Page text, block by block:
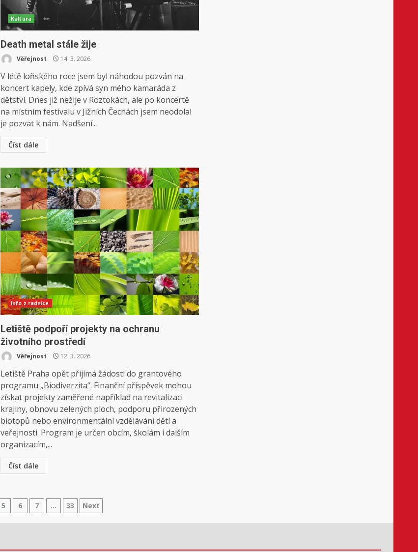
Kultura
Death metal stále žije
Věřejnost 14. 3. 2026
V létě loňského roce jsem byl náhodou pozván na
koncert kapely, kde zpívá syn mého kamaráda z
dětství. Dnes již nežije v Roztokách, ale po koncertě
na místním festivalu v Jižních Čechách jsem neodolal
je pozvat k nám. Nadšení...
Číst dále
Info z radnice
Letiště podpoří projekty na ochranu
životního prostředí
Věřejnost 12. 3. 2026
Letiště Praha opět přijímá žádosti do grantového
programu „Biodiverzita“. Finanční příspěvek mohou
získat projekty zaměřené například na revitalizaci
krajiny, obnovu zelených ploch, podporu přirozených
biotopů nebo environmentální vzdělávání dětí a
veřejnosti. Program je určen obcím, školám i dalším
organizacím,...
Číst dále
5 6 7 … 33 Next